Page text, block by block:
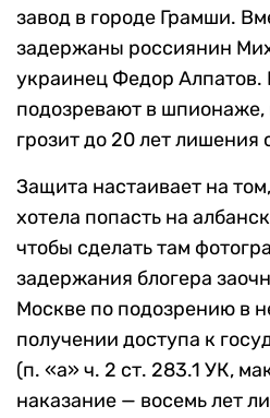
завод в городе Грамши.
задержаны россиянин
украинец Федор Алпатов.
подозревают в шпионаже,
грозит до 20 лет лишения
Защита настаивает на
хотела попасть на
чтобы сделать там
задержания блогера
Москве по подозрению в
получении доступа к
(п. «а» ч. 2 ст. 283.1 УК,
наказание — восемь лет